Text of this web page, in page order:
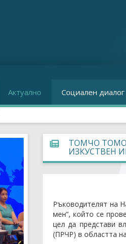
Актуално Социален диалог
ТОМЧО
ИЗКУСТВЕН
Ръководителят на
мен“, който се
цел да представи
(ПРЧР) в областта